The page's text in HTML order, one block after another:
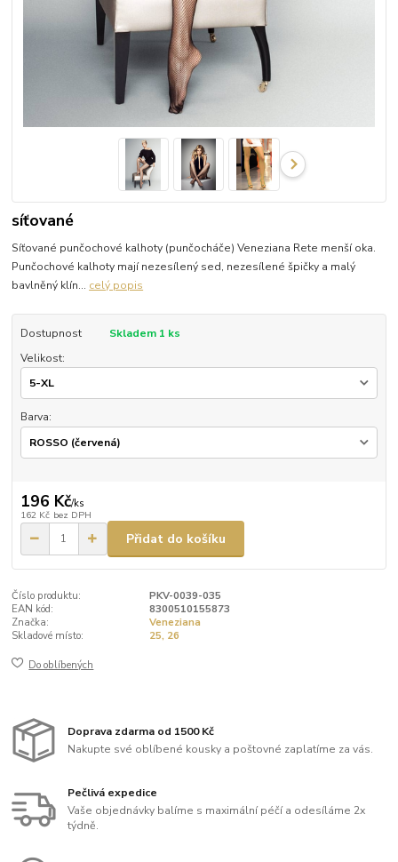
síťované
Síťované punčochové kalhoty (punčocháče) Veneziana Rete menší oka.
Punčochové kalhoty mají nezesílený sed, nezesílené špičky a malý
bavlněný klín... celý popis
Dostupnost
Skladem 1 ks
Velikost:
Barva:
196 Kč/ks
162 Kč bez DPH
Přidat do košíku
Číslo produktu:
PKV-0039-035
EAN kód:
8300510155873
Značka:
Veneziana
Skladové místo:
25, 26
Do oblíbených
Doprava zdarma od 1500 Kč
Nakupte své oblíbené kousky a poštovné zaplatíme za vás.
Pečlivá expedice
Vaše objednávky balíme s maximální péčí a odesíláme 2x
týdně.